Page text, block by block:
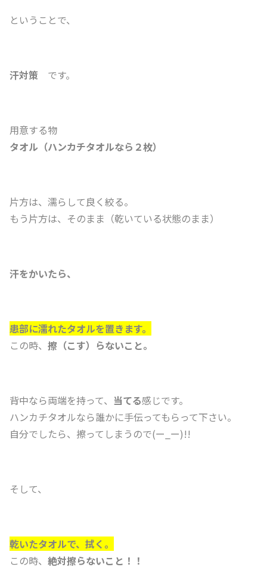
ということで、
汗対策 です。
用意する物
タオル（ハンカチタオルなら２枚）
片方は、濡らして良く絞る。
もう片方は、そのまま（乾いている状態のまま）
汗をかいたら、
患部に濡れたタオルを置きます。
この時、 擦（こす）らないこと。
背中なら両端を持って、 当てる感じです。
ハンカチタオルなら誰かに手伝ってもらって下さい。
自分でしたら、擦ってしまうので(ー_ー)!!
そして、
乾いたタオルで、拭く。
この時、 絶対擦らないこと！！